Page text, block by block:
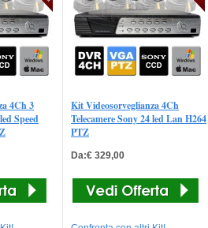
4Ch 3
Speed
Kit Videosorveglianza 4Ch
Telecamere Sony 24 led Lan H264
PTZ
Da:€ 329,00